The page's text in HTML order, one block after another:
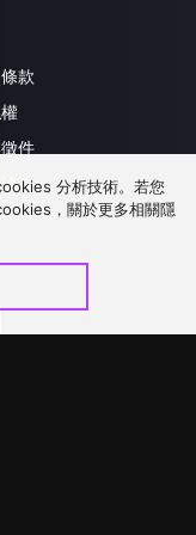
款
件
談
分析技術。若您
，關於更多相關隱